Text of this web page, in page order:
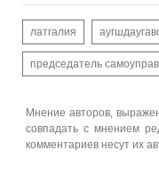
латгалия
председатель
Мнение авторов,
совпадать с мнением
комментариев несут их